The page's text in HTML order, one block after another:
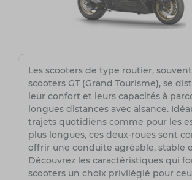
Les scooters de type routier,
scooters GT (Grand Tourisme), se
leur confort et leurs capacités à
longues distances avec aisance.
trajets quotidiens comme pour les
plus longues, ces deux-roues sont
offrir une conduite agréable, stable
Découvrez les caractéristiques qui
scooters un choix privilégié pour